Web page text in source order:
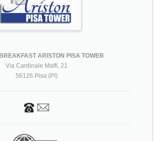
ARISTON PISA TOWER
Via Cardinale Maffi, 21
56126 Pisa (PI)